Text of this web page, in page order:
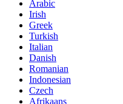
Arabic
Irish
Greek
Turkish
Italian
Danish
Romanian
Indonesian
Czech
Afrikaans